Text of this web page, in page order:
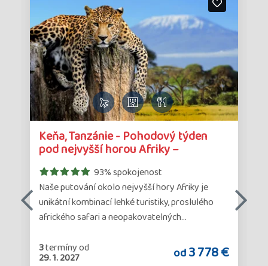
Keňa, Tanzánie - Pohodový týden
pod nejvyšší horou Afriky –
Kilimanja…
93% spokojenost
Naše putování okolo nejvyšší hory Afriky je
unikátní kombinací lehké turistiky, proslulého
afrického safari a neopakovatelných…
3termínyod
29. 1. 2027 od3 778 €
zájazdu